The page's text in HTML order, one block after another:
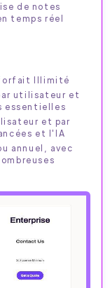
de notes
temps réel
forfait Illimité
utilisateur et
essentielles
et par
et l'IA
annuel, avec